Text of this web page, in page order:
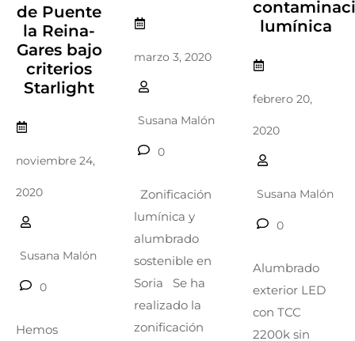
de Puente
la Reina-
Gares bajo
criterios
Starlight
noviembre 24,
2020
Susana Malón
0
Hemos
marzo 3, 2020
Susana Malón
0
Zonificación
lumínica y
alumbrado
sostenible en
Soria Se ha
realizado la
zonificación
lumínica
febrero 20,
2020
Susana Malón
0
Alumbrado
exterior LED
con TCC
2200k sin